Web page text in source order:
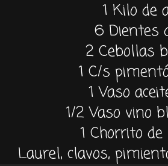
1 Kilo de
6 Dientes
2 Cebollas
1 C/s
1 Vaso
1/2 Vaso vino
1 Chorrito
Laurel, clavos,